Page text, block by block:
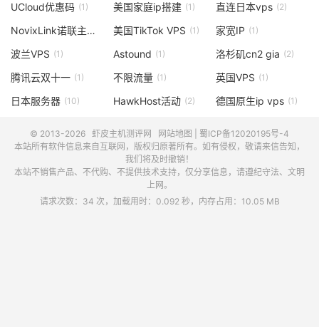
UCloud优惠码 (1) 美国家庭ip搭建 (1) 直连日本vps (2)
NovixLink诺联主机使用测评 (1)
美国TikTok VPS (1) 家宽IP (1)
波兰VPS (1) Astound (1) 洛杉矶cn2 gia (2)
腾讯云双十一 (1) 不限流量 (1) 英国VPS (1)
日本服务器 (10) HawkHost活动 (2) 德国原生ip vps (1)
© 2013-2026 虾皮主机测评网 网站地图
蜀ICP备12020195号-4
本站所有软件信息来自互联网，版权归原著所有。如有侵权，敬请来信告知，
我们将及时撤销！
本站不销售产品、不代购、不提供技术支持，仅分享信息，请遵纪守法、文明
上网。
请求次数：34 次，加载用时：0.092 秒，内存占用：10.05 MB